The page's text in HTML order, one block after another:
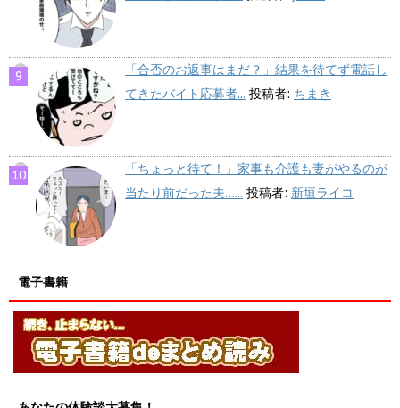
「合否のお返事はまだ？」結果を待てず電話し
てきたバイト応募者... 投稿者: ちまき
「ちょっと待て！」家事も介護も妻がやるのが
当たり前だった夫…... 投稿者: 新垣ライコ
電子書籍